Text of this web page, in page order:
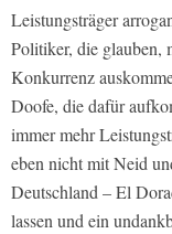
Leistungsträger
Politiker, die glauben,
Konkurrenz
Doofe, die dafür
immer mehr
eben nicht mit Neid
Deutschland – El
lassen und ein